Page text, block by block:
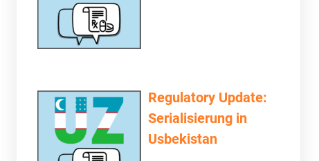
Regulatory Update:
Serialisierung in
Usbekistan